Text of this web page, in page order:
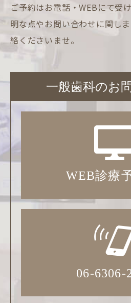
ご予約はお電話・WEBにて受
明な点やお問い合わせに関し
絡くださいませ。
一般歯科のお
WEB診療
06-6306-